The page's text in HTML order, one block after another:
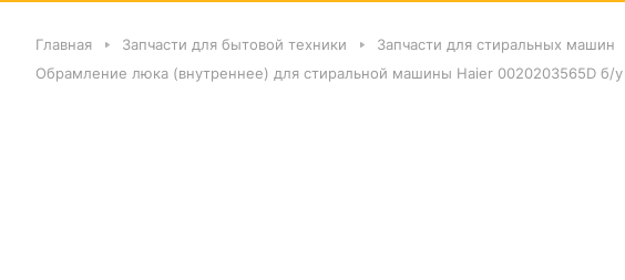
Главная Запчасти для бытовой техники Запчасти для стиральных машин
Обрамление люка (внутреннее) для стиральной машины Haier 0020203565D б/у